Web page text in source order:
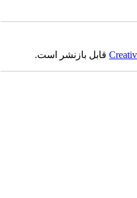
قابل بازنشر است.